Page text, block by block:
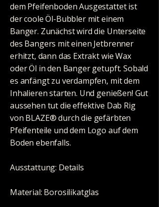
dem Pfeifenboden Ausgestattet ist
der coole Öl-Bubbler mit einem
Banger. Zunächst wird die Unterseite
des Bangers mit einen Jetbrenner
erhitzt, dann das Extrakt wie Wax
oder Öl in den Banger getupft. Sobald
es anfängt zu verdampfen, mit dem
Inhalieren starten. Und genießen! Gut
aussehen tut die effektive Dab Rig
von BLAZE® durch die gefärbten
Pfeifenteile und dem Logo auf dem
Boden ebenfalls.
Ausstattung: Details
Material: Borosilikatglas